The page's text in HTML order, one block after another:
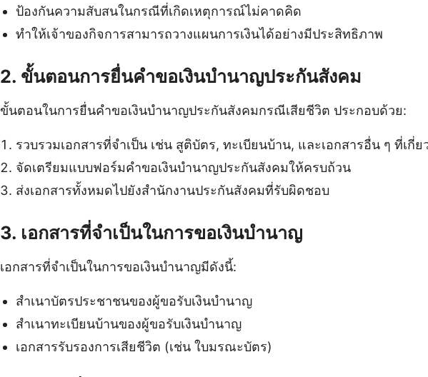
ป้องกันความสับสนในกรณีที่เกิดเหตุการณ์ไม่คาดคิด
ทำให้เจ้าของกิจการสามารถวางแผนการเงินได้อย่างมีประสิทธิภาพ
2. ขั้นตอนการยื่นคำขอเงินบํานาญประกันสังคม
ขั้นตอนในการยื่นคำขอเงินบํานาญประกันสังคมกรณีเสียชีวิต ประกอบด้วย:
รวบรวมเอกสารที่จำเป็น เช่น สูติบัตร, ทะเบียนบ้าน, และเอกสารอื่น ๆ ที่เกี่ย
จัดเตรียมแบบฟอร์มคำขอเงินบํานาญประกันสังคมให้ครบถ้วน
ส่งเอกสารทั้งหมดไปยังสำนักงานประกันสังคมที่รับผิดชอบ
3. เอกสารที่จำเป็นในการขอเงินบํานาญ
เอกสารที่จำเป็นในการขอเงินบํานาญมีดังนี้:
สำเนาบัตรประชาชนของผู้ขอรับเงินบํานาญ
สำเนาทะเบียนบ้านของผู้ขอรับเงินบํานาญ
เอกสารรับรองการเสียชีวิต (เช่น ใบมรณะบัตร)